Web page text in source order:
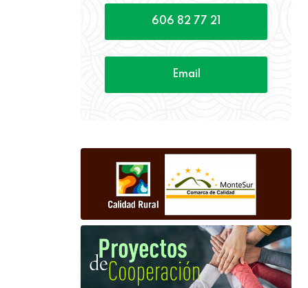
606 82 77 21
Email